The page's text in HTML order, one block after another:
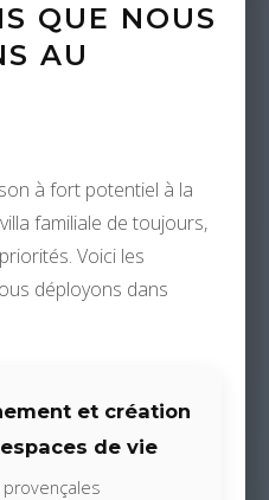
QUE NOUS
AU
à fort potentiel à la
familiale de toujours,
Voici les
déployons dans
et création
de vie